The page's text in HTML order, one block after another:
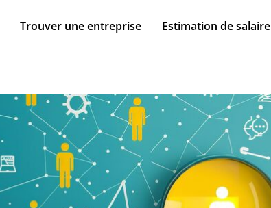
Trouver une entreprise Estimation de salaire